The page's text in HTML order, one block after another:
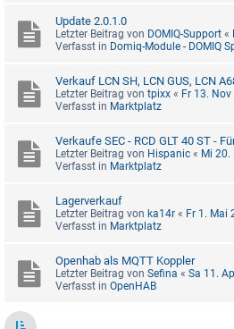
Update 2.0.1.0
Letzter Beitrag von DOMIQ-Support «
Verfasst in Domiq-Module - DOMIQ
Verkauf LCN SH, LCN GUS, LCN
Letzter Beitrag von tpixx « Fr 13.
Verfasst in Marktplatz
Verkaufe SEC - RCD GLT 40 ST -
Letzter Beitrag von Hispanic « Mi 20.
Verfasst in Marktplatz
Lagerverkauf
Letzter Beitrag von ka14r « Fr 1. Mai
Verfasst in Marktplatz
Openhab als MQTT Koppler
Letzter Beitrag von Sefina « Sa 11.
Verfasst in OpenHAB